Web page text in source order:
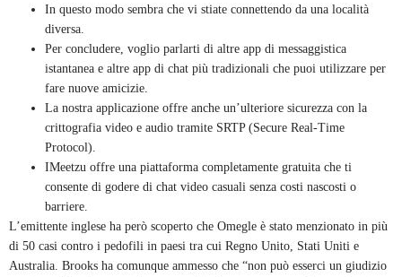
In questo modo sembra che vi stiate connettendo da una località
diversa.
Per concludere, voglio parlarti di altre app di messaggistica
istantanea e altre app di chat più tradizionali che puoi utilizzare per
fare nuove amicizie.
La nostra applicazione offre anche un’ulteriore sicurezza con la
crittografia video e audio tramite SRTP (Secure Real-Time
Protocol).
IMeetzu offre una piattaforma completamente gratuita che ti
consente di godere di chat video casuali senza costi nascosti o
barriere.
L’emittente inglese ha però scoperto che Omegle è stato menzionato in più
di 50 casi contro i pedofili in paesi tra cui Regno Unito, Stati Uniti e
Australia. Brooks ha comunque ammesso che “non può esserci un giudizio